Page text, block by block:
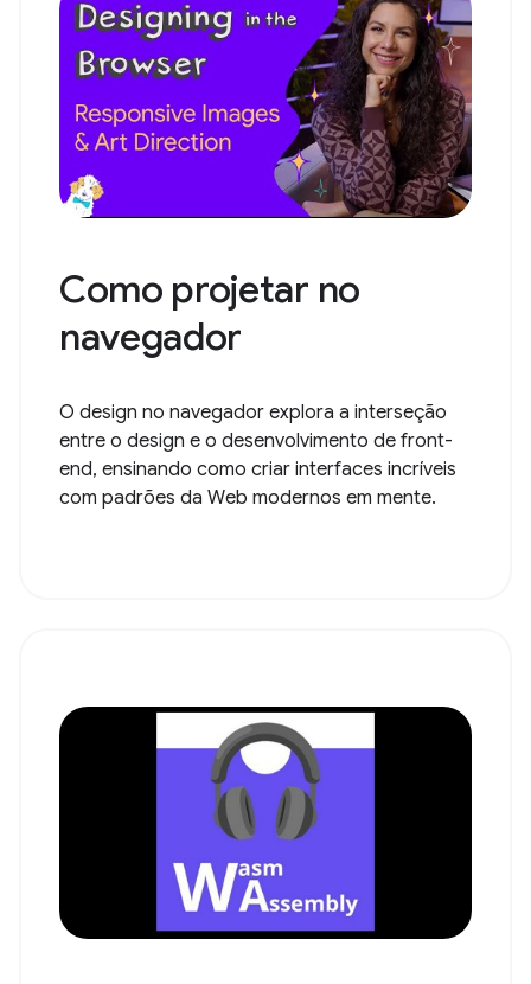
Como projetar no
navegador
O design no navegador explora a interseção
entre o design e o desenvolvimento de front-
end, ensinando como criar interfaces incríveis
com padrões da Web modernos em mente.